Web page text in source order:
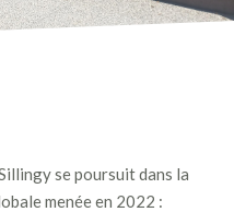
se poursuit dans la
menée en 2022 :